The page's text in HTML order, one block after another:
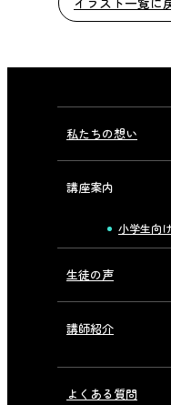
私たちの想い
講座案内
小学生向け
生徒の声
講師紹介
よくある質問